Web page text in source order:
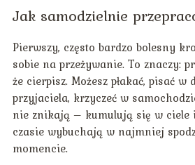
Jak samodzielnie
Pierwszy, często bardzo bolesny
sobie na przeżywanie. To znaczy:
że cierpisz. Możesz płakać, pisać
przyjaciela, krzyczeć w
nie znikają – kumulują się w ciele
czasie wybuchają w najmniej
momencie.